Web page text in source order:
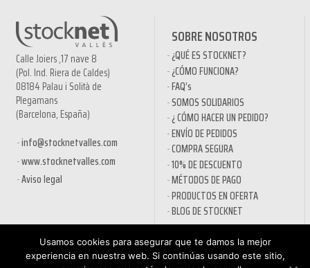
Calle Joiers ,17 nave 8
(Pol. Ind. Riera de Caldes)
08184 Palau i Solità de
Plegamans
(Barcelona, España)
info@stocknetvalles.com
www.stocknetvalles.com
Aviso legal
SOBRE NOSOTROS
¿QUÉ ES STOCKNET?
¿CÓMO FUNCIONA?
FAQ’s
SOMOS SOLIDARIOS
¿ CÓMO HACER UN PEDIDO?
ENVÍO DE PEDIDOS
COMPRA SEGURA
10% DE DESCUENTO
MÉTODOS DE PAGO
PRODUCTOS EN OFERTA
BLOG DE STOCKNET
INFORMACIÓN
POLÍTICA DE PRIVACIDAD
TIENDA
NUEVA CUENTA
Usamos cookies para asegurar que te damos la mejor
experiencia en nuestra web. Si continúas usando este sitio,